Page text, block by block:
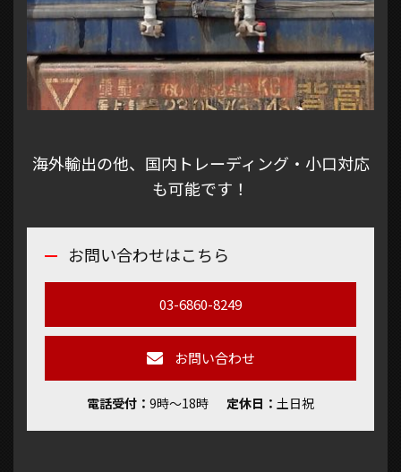
海外輸出の他、国内トレーディング・小口対応
も可能です！
お問い合わせはこちら
03-6860-8249
お問い合わせ
電話受付 9時～18時 定休日 土日祝